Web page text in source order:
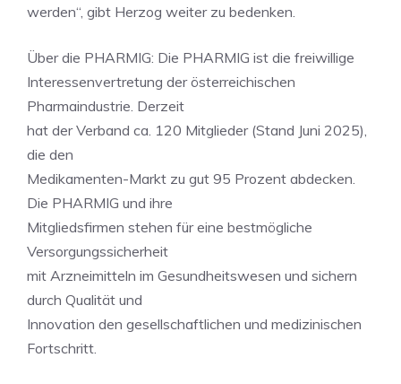
werden“, gibt Herzog weiter zu bedenken.
Über die PHARMIG: Die PHARMIG ist die freiwillige
Interessenvertretung der österreichischen
Pharmaindustrie. Derzeit
hat der Verband ca. 120 Mitglieder (Stand Juni 2025),
die den
Medikamenten-Markt zu gut 95 Prozent abdecken.
Die PHARMIG und ihre
Mitgliedsfirmen stehen für eine bestmögliche
Versorgungssicherheit
mit Arzneimitteln im Gesundheitswesen und sichern
durch Qualität und
Innovation den gesellschaftlichen und medizinischen
Fortschritt.